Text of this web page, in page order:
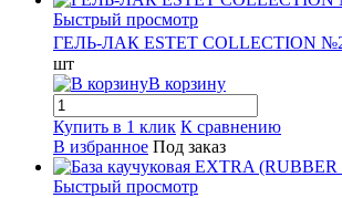
Быстрый просмотр
ГЕЛЬ-ЛАК ESTET COLLECTION
шт
В корзину
Купить в 1 клик К сравнению
В избранное Под заказ
Быстрый просмотр